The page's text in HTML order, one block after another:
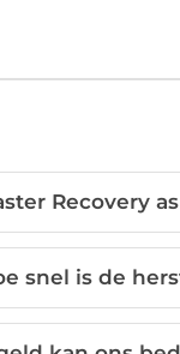
Recovery
snel is de